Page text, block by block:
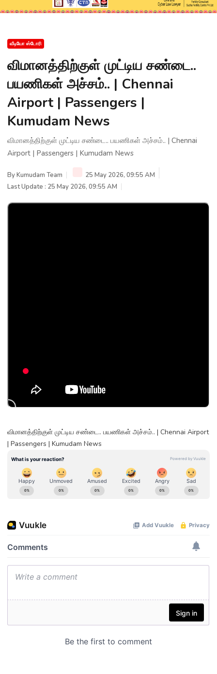
வீடியோ ஸ்டோரி
விமானத்திற்குள் முட்டிய சண்டை..
பயணிகள் அச்சம்.. | Chennai
Airport | Passengers |
Kumudam News
விமானத்திற்குள் முட்டிய சண்டை.. பயணிகள் அச்சம்.. | Chennai
Airport | Passengers | Kumudam News
ByKumudam Team
25 May 2026, 09:55 AM
Last Update : 25 May 2026, 09:55 AM
விமானத்திற்குள் முட்டிய சண்டை.. பயணிகள் அச்சம்.. | Chennai Airport
| Passengers | Kumudam News